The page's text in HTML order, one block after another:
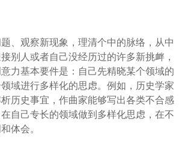
、观察新现象，理清个中的脉络，从中
别人或者自己没经历过的许多新挑衅，
力基本要件是：自己先精晓某个领域的
域进行多样化的思虑。例如，历史学家
历史事宜，作曲家能够写出各类不合感
自己专长的领域做到多样化思虑，在不
体会。­